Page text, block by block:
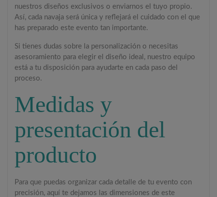
nuestros diseños exclusivos o enviarnos el tuyo propio.
Así, cada navaja será única y reflejará el cuidado con el que
has preparado este evento tan importante.
Si tienes dudas sobre la personalización o necesitas
asesoramiento para elegir el diseño ideal, nuestro equipo
está a tu disposición para ayudarte en cada paso del
proceso.
Medidas y
presentación del
producto
Para que puedas organizar cada detalle de tu evento con
precisión, aquí te dejamos las dimensiones de este